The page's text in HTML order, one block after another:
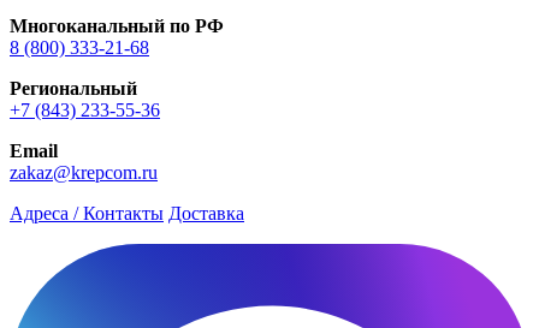
Многоканальный по РФ
8 (800) 333‑21-68
Региональный
+7 (843) 233-55-36
Email
zakaz@krepcom.ru
Адреса / Контакты Доставка